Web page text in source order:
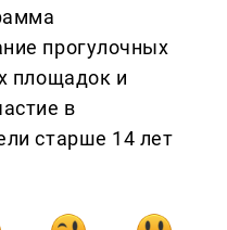
прогулочных
площадок и
в
старше 14 лет